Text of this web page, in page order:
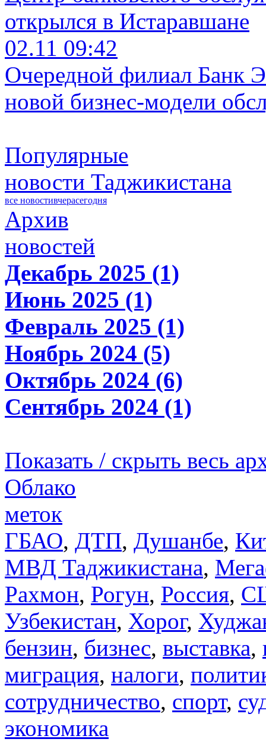
открылся в Истаравшане
02.11 09:42
Очередной филиал Банк
новой бизнес-модели
Популярные
новости Таджикистана
все новостивчерасегодня
Архив
новостей
Декабрь 2025 (1)
Июнь 2025 (1)
Февраль 2025 (1)
Ноябрь 2024 (5)
Октябрь 2024 (6)
Сентябрь 2024 (1)
Показать / скрыть весь
Облако
меток
ГБАО, ДТП, Душанбе,
МВД Таджикистана,
Рахмон, Рогун, Россия,
Узбекистан, Хорог,
бензин, бизнес, выставка,
миграция, налоги,
сотрудничество, спорт,
экономика